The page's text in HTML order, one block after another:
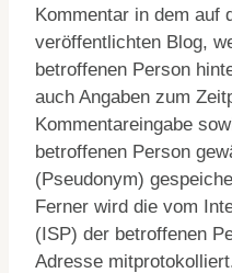
Kommentar in dem auf
veröffentlichten Blog,
betroffenen Person
auch Angaben zum
Kommentareingabe
betroffenen Person
(Pseudonym)
Ferner wird die vom
(ISP) der betroffenen
Adresse